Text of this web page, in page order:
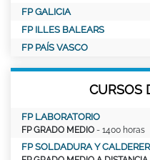
FP GALICIA
FP ILLES BALEARS
FP PAÍS VASCO
CURSOS
FP LABORATORIO
FP GRADO MEDIO - 1400 horas
FP SOLDADURA Y